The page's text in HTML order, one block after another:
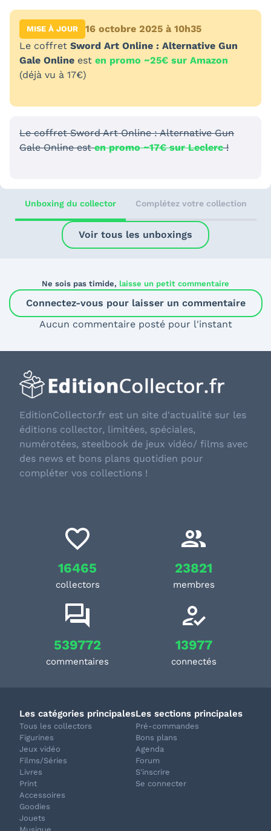
MISE À JOUR
16 octobre 2025 à 10h35
Le coffret Sword Art Online : Alternative Gun
Gale Online est en promo ~25€ sur Amazon
(déjà vu à 17€)
Le coffret Sword Art Online : Alternative Gun
Gale Online esten promo ~17€ sur Leclerc!
Unboxing du collector Complétez votre collection
Voir tous les unboxings
Ne sois pas timide, laisse un petit commentaire
Connectez-vous pour laisser un commentaire
Aucun commentaire posté pour l'instant
EditionCollector.fr est un site d'actualité sur les
éditions collector, limitées, spéciales,
numérotées, steelbook de jeux vidéo/ films avec
des news et bons plans quotidien pour
compléter vos collections !
16465
collectors
23821
membres
539772
commentaires
13977
connectés
Les catégories principales
Tous les collectors
Figurines
Jeux vidéo
Films/Séries
Livres
Print
Accessoires
Goodies
Jouets
Les sections principales
Pré-commandes
Bons plans
Agenda
Forum
S'inscrire
Se connecter